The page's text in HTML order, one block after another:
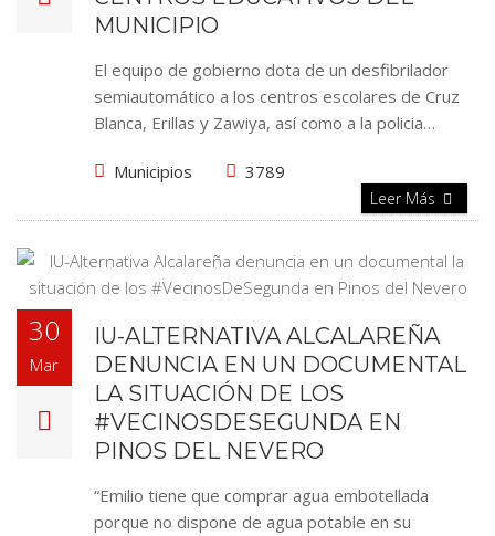
MUNICIPIO
El equipo de gobierno dota de un desfibrilador
semiautomático a los centros escolares de Cruz
Blanca, Erillas y Zawiya, así como a la policia…
Municipios 3789
Leer Más
30
Mar
IU-ALTERNATIVA ALCALAREÑA
DENUNCIA EN UN DOCUMENTAL
LA SITUACIÓN DE LOS
#VECINOSDESEGUNDA EN
PINOS DEL NEVERO
“Emilio tiene que comprar agua embotellada
porque no dispone de agua potable en su